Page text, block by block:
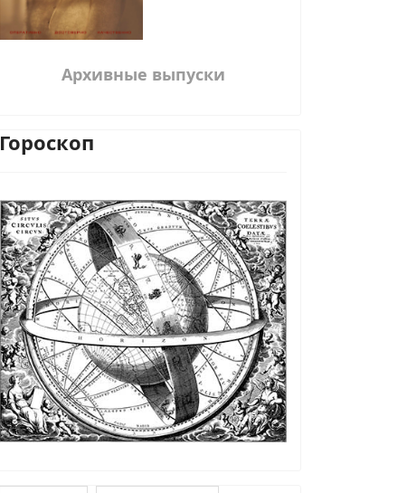
Архивные выпуски
Гороскоп